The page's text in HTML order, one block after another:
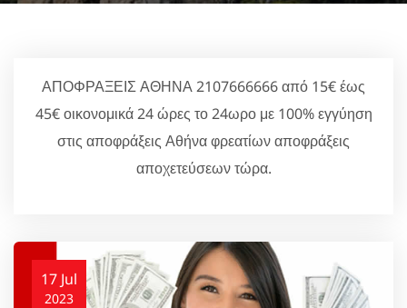
ΑΠΟΦΡΑΞΕΙΣ ΑΘΗΝΑ 2107666666 από 15€ έως
45€ οικονομικά 24 ώρες το 24ωρο με 100% εγγύηση
στις αποφράξεις Αθήνα φρεατίων αποφράξεις
αποχετεύσεων τώρα.
17 Jul
2023